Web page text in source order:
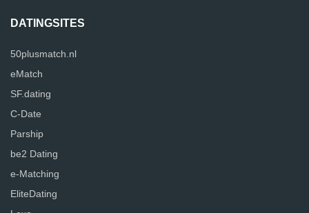
DATINGSITES
50plusmatch.nl
eMatch
SF.dating
C-Date
Parship
be2 Dating
e-Matching
EliteDating